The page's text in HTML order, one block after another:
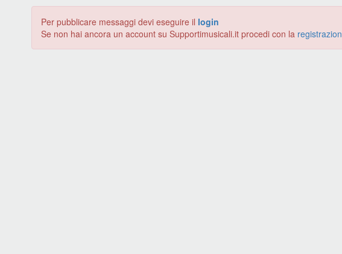
Per pubblicare messaggi devi eseguire il login
Se non hai ancora un account su Supportimusicali.it procedi con la